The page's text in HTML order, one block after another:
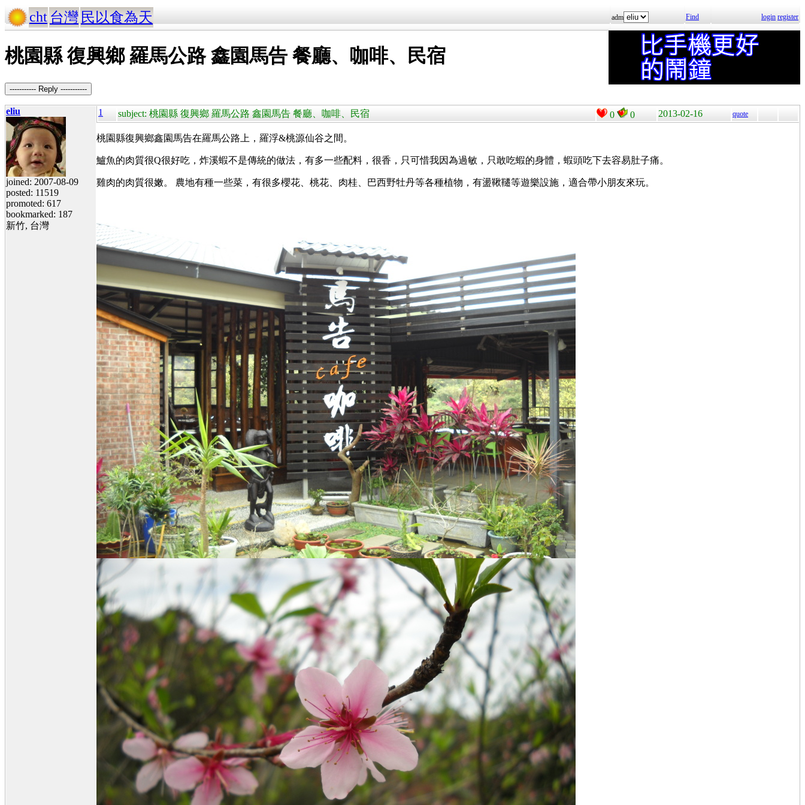
cht 台灣 民以食為天 adm Find login register
桃園縣 復興鄉 羅馬公路 鑫園馬告 餐廳、咖啡、民宿
----------- Reply -----------
eliu
joined: 2007-08-09
posted: 11519
promoted: 617
bookmarked: 187
新竹, 台灣
1 subject: 桃園縣 復興鄉 羅馬公路 鑫園馬告 餐廳、咖啡、民宿 0 0 2013-02-16 quote
桃園縣復興鄉鑫園馬告在羅馬公路上，羅浮&桃源仙谷之間。
鱸魚的肉質很Q很好吃，炸溪蝦不是傳統的做法，有多一些配料，很香，只可惜我因為過敏，只敢吃蝦的身體，蝦頭吃下去容易肚子痛。
雞肉的肉質很嫩。 農地有種一些菜，有很多櫻花、桃花、肉桂、巴西野牡丹等各種植物，有盪鞦韆等遊樂設施，適合帶小朋友來玩。